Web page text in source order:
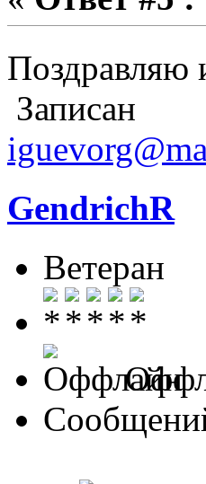
Поздравляю
Записан
GendrichR
Ветеран